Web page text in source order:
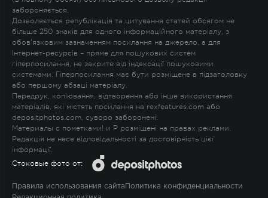
забороняється.
Дозволяється републікація та цитування статей обсягом не
більше 250 знаків для одного інформаційного матеріалу, з
обов'язковим зазначенням посилання на джерело, а для
Інтернет-ресурсів – пряме для пошукових систем
гіперпосилання, не закрите від індексації пошуковими
системами. Гіперпосилання має бути розміщене в підзаголовку
або першому абзаці матеріалу.
Передрук, копіювання, відтворення або інше використання
матеріалів, які містять посилання на rexfeatures.com або
depositphotos.com, суворо заборонені.
Материалы с пометками! и P розміщені на правах реклами.
Редакція не несе відповідальності за достовірність цієї
інформації.
Стоковые фото от:
Правила использования сайта Политика конфиденциальности